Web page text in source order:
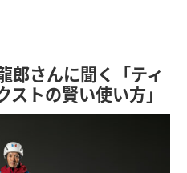
郎さんに聞く「ティ
トの賢い使い方」